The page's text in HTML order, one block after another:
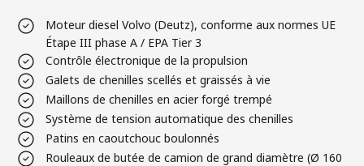
Moteur diesel Volvo (Deutz), conforme aux normes UE
Étape III phase A / EPA Tier 3
Contrôle électronique de la propulsion
Galets de chenilles scellés et graissés à vie
Maillons de chenilles en acier forgé trempé
Système de tension automatique des chenilles
Patins en caoutchouc boulonnés
Rouleaux de butée de camion de grand diamètre (Ø 160